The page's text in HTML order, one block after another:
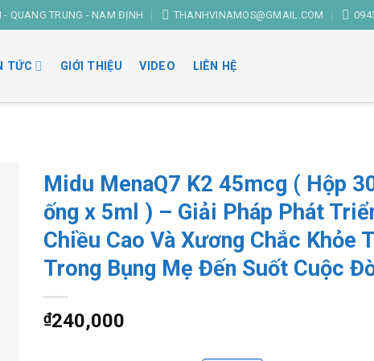
- QUANG TRUNG - NAM ĐỊNH THANHVINAMOS@GMAIL.COM
TỨC GIỚI THIỆU VIDEO LIÊN HỆ
Midu MenaQ7 K2 45mcg ( Hộp
ống x 5ml ) – Giải Pháp Phát
Chiều Cao Và Xương Chắc Khỏe
Trong Bụng Mẹ Đến Suốt Cuộc
₫240,000